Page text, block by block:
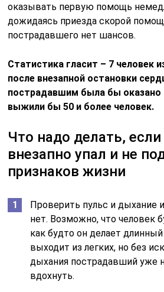
оказывать первую помощь
дожидаясь приезда скорой
пострадавшего нет шансов.
Статистика гласит – 7 человек
после внезапной остановки
пострадавшим была бы
выжили бы 50 и более человек.
Что надо делать,
внезапно упал и не
признаков жизни
Проверить пульс и дыхание
нет. Возможно, что человек
как будто он делает
выходит из легких, но без
дыхания пострадавший уже
вдохнуть.